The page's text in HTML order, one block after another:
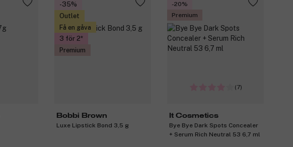
-35%
Outlet
Få en gåva
3 för 2
Premium
Bobbi Brown
Luxe Lipstick Bond 3,5 g
-20%
Premium
(7)
It Cosmetics
Bye Bye Dark Spots Concealer
+ Serum Rich Neutral 53 6,7 ml